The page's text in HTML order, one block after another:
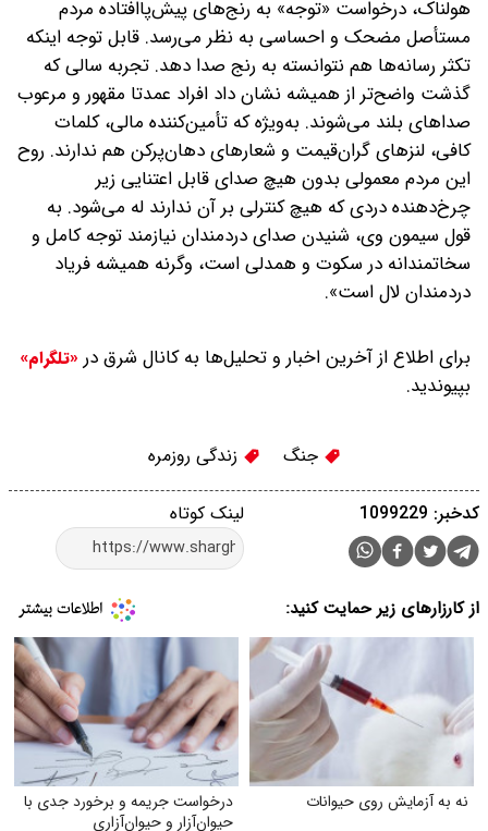
هولناک، درخواست «توجه» به رنج‌های پیش‌پا‌افتاده مردم
مستأصل مضحک و احساسی به نظر می‌رسد. قابل توجه اینکه
تکثر رسانه‌ها هم نتوانسته به رنج صدا دهد. تجربه سالی که
گذشت واضح‌تر از همیشه نشان داد افراد عمدتا مقهور و مرعوب
صداهای بلند می‌شوند. به‌ویژه که تأمین‌کننده مالی، کلمات
کافی، لنزهای گران‌قیمت و شعارهای دهان‌پرکن هم ندارند. روح
این مردم معمولی بدون هیچ صدای قابل اعتنایی زیر
چرخ‌دهنده دردی که هیچ کنترلی بر آن ندارند له می‌شود. به
قول سیمون وی، شنیدن صدای دردمندان نیازمند توجه کامل و
سخاتمندانه در سکوت و همدلی است، وگرنه همیشه فریاد
دردمندان لال است‌».
برای اطلاع از آخرین اخبار و تحلیل‌ها به کانال شرق در «تلگرام»
بپیوندید.
جنگ زندگی روزمره
لینک کوتاه کدخبر: 1099229
از کارزارهای زیر حمایت کنید:
نه به آزمایش روی حیوانات
درخواست جریمه و برخورد جدی با
حیوان‌آزار و حیوان‌آزاری